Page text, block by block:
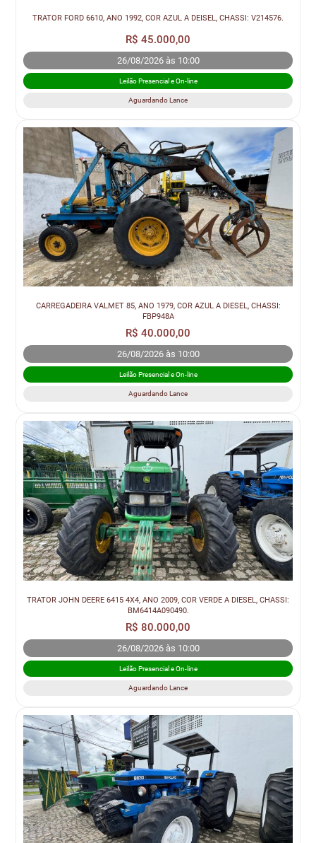
TRATOR FORD 6610, ANO 1992, COR AZUL A DEISEL, CHASSI: V214576.
R$ 45.000,00
26/08/2026 às 10:00
Leilão Presencial e On-line
Aguardando Lance
CARREGADEIRA VALMET 85, ANO 1979, COR AZUL A DIESEL, CHASSI:
FBP948A
R$ 40.000,00
26/08/2026 às 10:00
Leilão Presencial e On-line
Aguardando Lance
TRATOR JOHN DEERE 6415 4X4, ANO 2009, COR VERDE A DIESEL, CHASSI:
BM6414A090490.
R$ 80.000,00
26/08/2026 às 10:00
Leilão Presencial e On-line
Aguardando Lance